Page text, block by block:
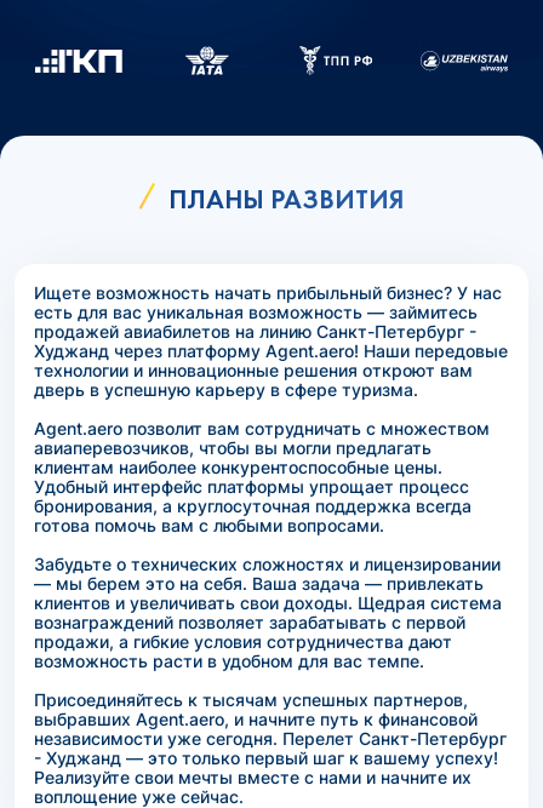
ПЛАНЫ РАЗВИТИЯ
Ищете возможность начать прибыльный бизнес? У нас
есть для вас уникальная возможность — займитесь
продажей авиабилетов на линию Санкт-Петербург -
Худжанд через платформу Agent.aero! Наши передовые
технологии и инновационные решения откроют вам
дверь в успешную карьеру в сфере туризма.
Agent.aero позволит вам сотрудничать с множеством
авиаперевозчиков, чтобы вы могли предлагать
клиентам наиболее конкурентоспособные цены.
Удобный интерфейс платформы упрощает процесс
бронирования, а круглосуточная поддержка всегда
готова помочь вам с любыми вопросами.
Забудьте о технических сложностях и лицензировании
— мы берем это на себя. Ваша задача — привлекать
клиентов и увеличивать свои доходы. Щедрая система
вознаграждений позволяет зарабатывать с первой
продажи, а гибкие условия сотрудничества дают
возможность расти в удобном для вас темпе.
Присоединяйтесь к тысячам успешных партнеров,
выбравших Agent.aero, и начните путь к финансовой
независимости уже сегодня. Перелет Санкт-Петербург
- Худжанд — это только первый шаг к вашему успеху!
Реализуйте свои мечты вместе с нами и начните их
воплощение уже сейчас.